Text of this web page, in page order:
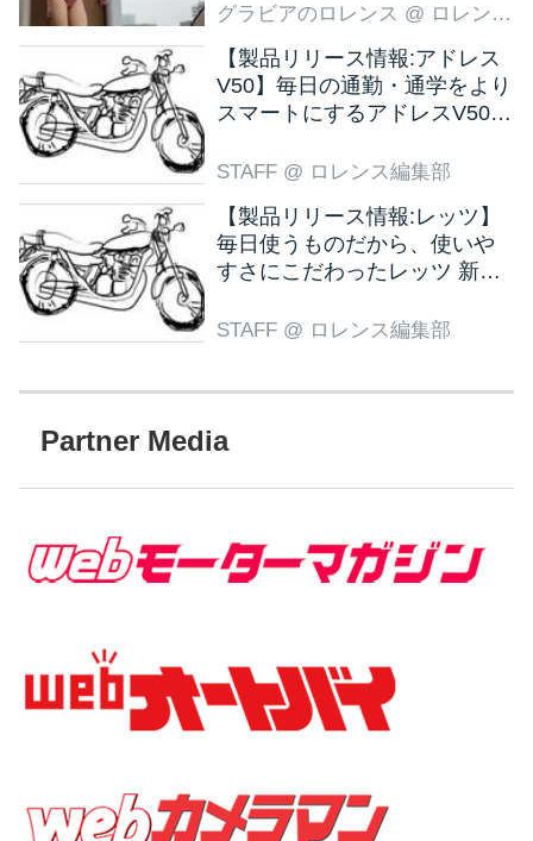
グラビアのロレンス @ ロレンス編集部
【製品リリース情報:アドレス
V50】毎日の通勤・通学をより
スマートにするアドレスV50
STAFF @ ロレンス編集部
【製品リリース情報:レッツ】
毎日使うものだから、使いや
すさにこだわったレッツ 新色
STAFF @ ロレンス編集部
Partner Media